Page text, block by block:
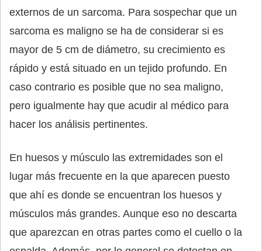
externos de un sarcoma. Para sospechar que un
sarcoma es maligno se ha de considerar si es
mayor de 5 cm de diámetro, su crecimiento es
rápido y está situado en un tejido profundo. En
caso contrario es posible que no sea maligno,
pero igualmente hay que acudir al médico para
hacer los análisis pertinentes.
En huesos y músculo las extremidades son el
lugar más frecuente en la que aparecen puesto
que ahí es donde se encuentran los huesos y
músculos más grandes. Aunque eso no descarta
que aparezcan en otras partes como el cuello o la